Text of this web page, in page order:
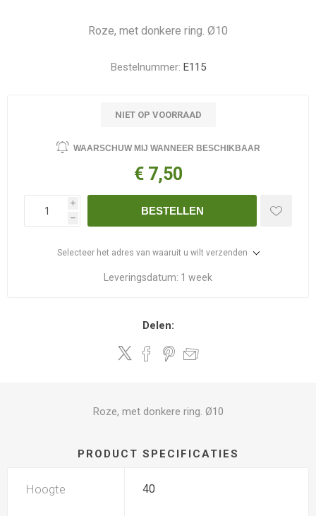
Roze, met donkere ring. Ø10
Bestelnummer: E115
NIET OP VOORRAAD
WAARSCHUW MIJ WANNEER BESCHIKBAAR
€ 7,50
i
h
BESTELLEN
Selecteer het adres van waaruit u wilt verzenden
Leveringsdatum: 1 week
Delen:
Roze, met donkere ring. Ø10
PRODUCT SPECIFICATIES
Hoogte 40